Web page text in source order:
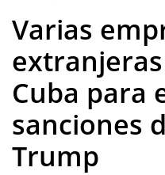
Varias
Cuba para
sanciones
Trump